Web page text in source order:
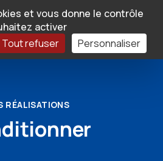
cookieset vous donne le contrôle
activer
Tout refuser Personnaliser
RÉALISATIONS